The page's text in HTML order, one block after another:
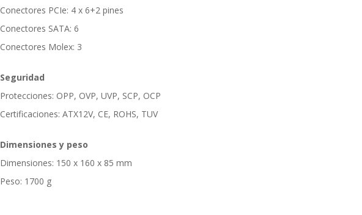
Conectores PCIe: 4 x 6+2 pines
Conectores SATA: 6
Conectores Molex: 3
Seguridad
Protecciones: OPP, OVP, UVP, SCP, OCP
Certificaciones: ATX12V, CE, ROHS, TUV
Dimensiones y peso
Dimensiones: 150 x 160 x 85 mm
Peso: 1700 g